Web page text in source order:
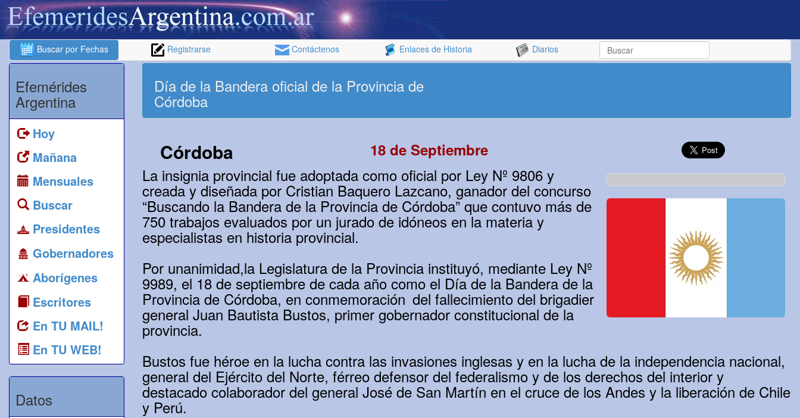
Buscar por Fechas Registrarse Contáctenos Enlaces de Historia Diarios
Efemérides
Argentina
Hoy
Mañana
Mensuales
Buscar
Presidentes
Gobernadores
Aborígenes
Escritores
En TU MAIL!
En TU WEB!
Datos
Día de la Bandera oficial de la Provincia de
Córdoba
Córdoba 18 de Septiembre
La insignia provincial fue adoptada como oficial por Ley Nº 9806 y
creada y diseñada por Cristian Baquero Lazcano, ganador del concurso
“Buscando la Bandera de la Provincia de Córdoba” que contuvo más de
750 trabajos evaluados por un jurado de idóneos en la materia y
especialistas en historia provincial.
Por unanimidad,la Legislatura de la Provincia instituyó, mediante Ley Nº
9989, el 18 de septiembre de cada año como el Día de la Bandera de la
Provincia de Córdoba, en conmemoración del fallecimiento del brigadier
general Juan Bautista Bustos, primer gobernador constitucional de la
provincia.
Bustos fue héroe en la lucha contra las invasiones inglesas y en la lucha de la independencia nacional,
general del Ejército del Norte, férreo defensor del federalismo y de los derechos del interior y
destacado colaborador del general José de San Martín en el cruce de los Andes y la liberación de Chile
y Perú.